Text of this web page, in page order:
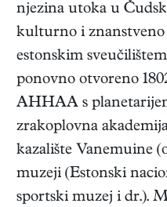
njezina utoka u
kulturno i znanstveno
estonskim
ponovno otvoreno
AHHAA s
zrakoplovna
kazalište Vanemuine
muzeji (Estonski
sportski muzej i dr.).